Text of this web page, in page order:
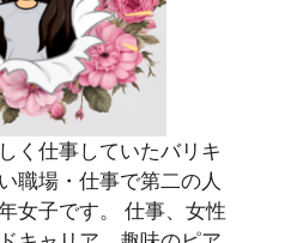
く仕事していたバリキ
職場・仕事で第二の人
女子です。 仕事、女性